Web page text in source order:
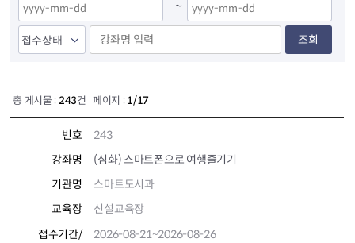
~
조회
총 게시물 : 243건 페이지 : 1/17
번호
243
강좌명
(심화) 스마트폰으로 여행즐기기
기관명
스마트도시과
교육장
신설교육장
접수기간/
2026-08-21~2026-08-26